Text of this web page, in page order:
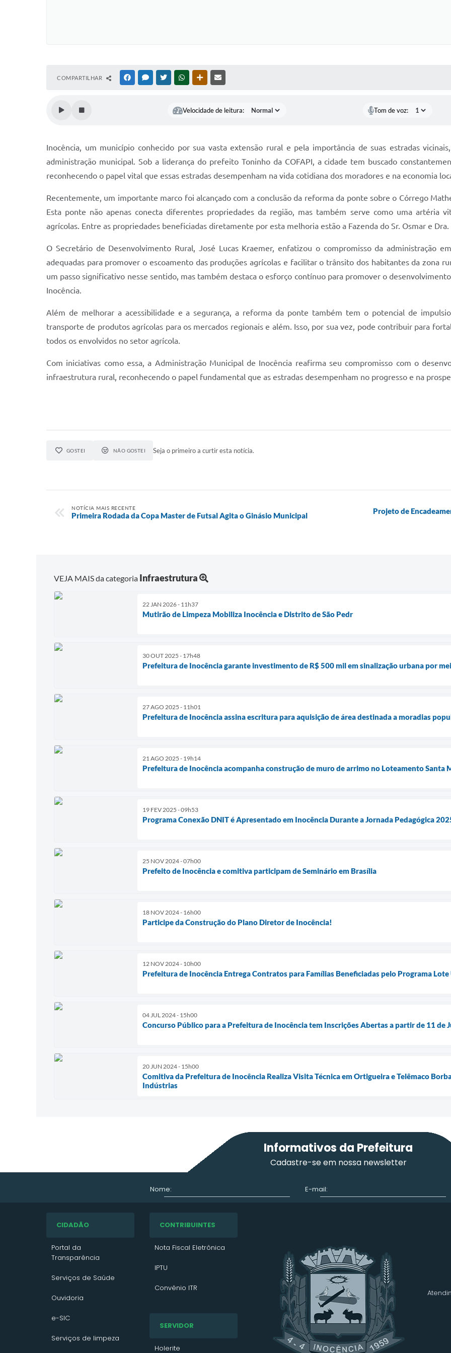
COMPARTILHAR FACEBOOKMESSENGER
TWITTERWHATSAPPOUTRAS MÍDIAS
Velocidade de leitura: Tom de voz:
Inocência, um município conhecido por sua vasta extensão rural e pela importância de suas estradas
administração municipal. Sob a liderança do prefeito Toninho da COFAPI, a cidade tem buscado
reconhecendo o papel vital que essas estradas desempenham na vida cotidiana dos moradores e na economia
Recentemente, um importante marco foi alcançado com a conclusão da reforma da ponte sobre o Córrego
Esta ponte não apenas conecta diferentes propriedades da região, mas também serve como uma artéria
agrícolas. Entre as propriedades beneficiadas diretamente por esta melhoria estão a Fazenda do Sr. Osmar e
O Secretário de Desenvolvimento Rural, José Lucas Kraemer, enfatizou o compromisso da administração
adequadas para promover o escoamento das produções agrícolas e facilitar o trânsito dos habitantes da zona
um passo significativo nesse sentido, mas também destaca o esforço contínuo para promover o
Inocência.
Além de melhorar a acessibilidade e a segurança, a reforma da ponte também tem o potencial de
transporte de produtos agrícolas para os mercados regionais e além. Isso, por sua vez, pode contribuir para
todos os envolvidos no setor agrícola.
Com iniciativas como essa, a Administração Municipal de Inocência reafirma seu compromisso com o
infraestrutura rural, reconhecendo o papel fundamental que as estradas desempenham no progresso e na
GOSTEI NÃO GOSTEI Seja o primeiro a curtir esta notícia.
NOTÍCIA MAIS RECENTE
Primeira Rodada da Copa Master de Futsal Agita o Ginásio Municipal
Projeto de
VEJA MAIS da categoria Infraestrutura
22 JAN 2026 - 11h37
Mutirão de Limpeza Mobiliza Inocência e Distrito de São Pedr
30 OUT 2025 - 17h48
Prefeitura de Inocência garante investimento de R$ 500 mil em sinalização urbana por
27 AGO 2025 - 11h01
Prefeitura de Inocência assina escritura para aquisição de área destinada a moradias
21 AGO 2025 - 19h14
Prefeitura de Inocência acompanha construção de muro de arrimo no Loteamento Santa
19 FEV 2025 - 09h53
Programa Conexão DNIT é Apresentado em Inocência Durante a Jornada Pedagógica
25 NOV 2024 - 07h00
Prefeito de Inocência e comitiva participam de Seminário em Brasília
18 NOV 2024 - 16h00
Participe da Construção do Plano Diretor de Inocência!
12 NOV 2024 - 10h00
Prefeitura de Inocência Entrega Contratos para Famílias Beneficiadas pelo Programa
04 JUL 2024 - 15h00
Concurso Público para a Prefeitura de Inocência tem Inscrições Abertas a partir de 11 de
20 JUN 2024 - 15h00
Comitiva da Prefeitura de Inocência Realiza Visita Técnica em Ortigueira e Telêmaco
Indústrias
Informativos da Prefeitura
Cadastre-se em nossa newsletter
Nome: E-mail:
CIDADÃO
Portal da
Transparência
Serviços de Saúde
Ouvidoria
e-SIC
Serviços de limpeza
CONTRIBUINTES
Nota Fiscal Eletrônica
IPTU
Convênio ITR
VTN 2025
VTN 2024
SERVIDOR
Holerite